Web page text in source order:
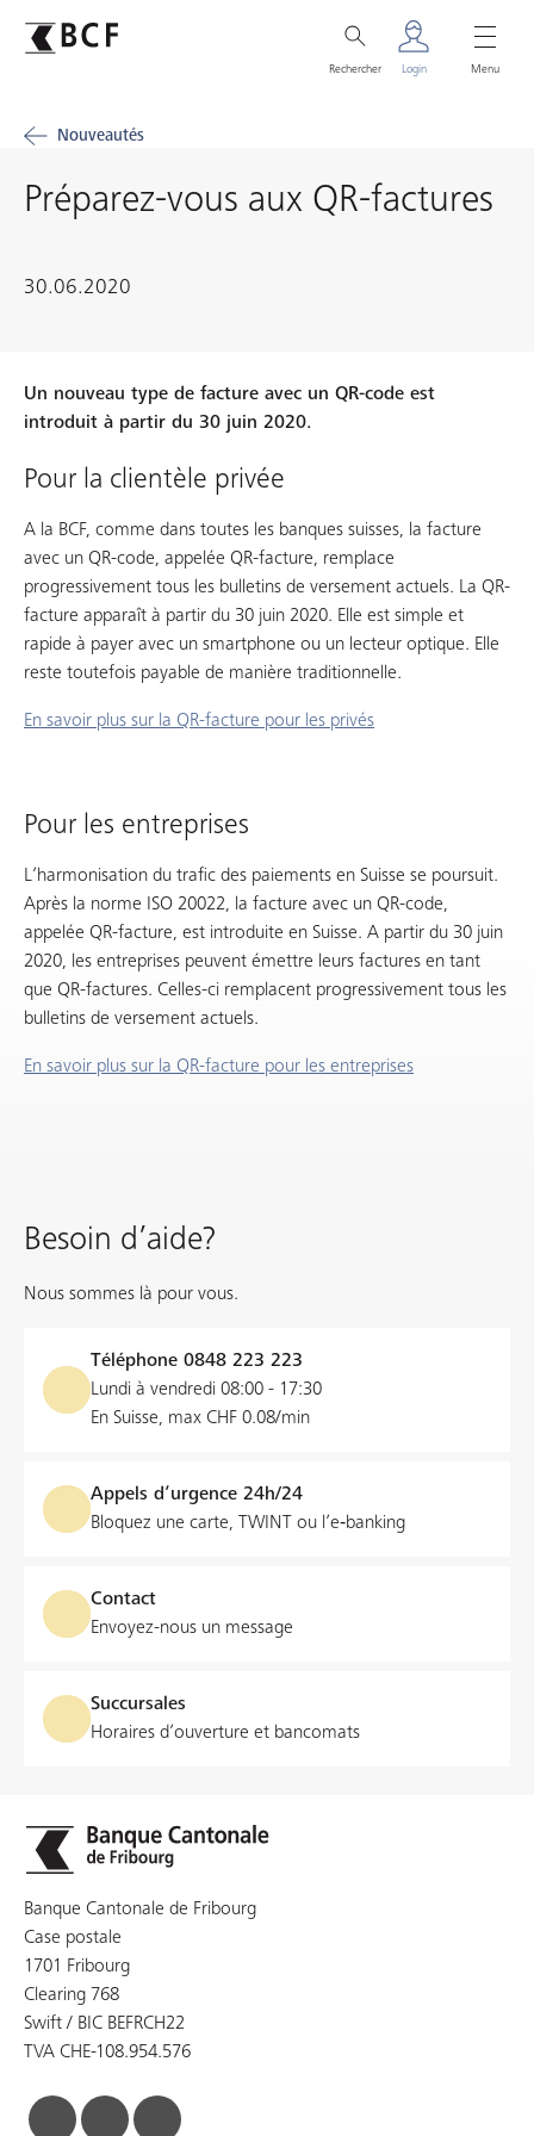
Rechercher Login Menu
Nouveautés
Préparez-vous aux QR-factures
30.06.2020
Un nouveau type de facture avec un QR-code est
introduit à partir du 30 juin 2020.
Pour la clientèle privée
A la BCF, comme dans toutes les banques suisses, la facture
avec un QR-code, appelée QR-facture, remplace
progressivement tous les bulletins de versement actuels. La QR-
facture apparaît à partir du 30 juin 2020. Elle est simple et
rapide à payer avec un smartphone ou un lecteur optique. Elle
reste toutefois payable de manière traditionnelle.
En savoir plus sur la QR-facture pour les privés
Pour les entreprises
L’harmonisation du trafic des paiements en Suisse se poursuit.
Après la norme ISO 20022, la facture avec un QR-code,
appelée QR-facture, est introduite en Suisse. A partir du 30 juin
2020, les entreprises peuvent émettre leurs factures en tant
que QR-factures. Celles-ci remplacent progressivement tous les
bulletins de versement actuels.
En savoir plus sur la QR-facture pour les entreprises
Besoin d’aide?
Nous sommes là pour vous.
Téléphone 0848 223 223
Lundi à vendredi 08:00 - 17:30
En Suisse, max CHF 0.08/min
Appels d’urgence 24h/24
Bloquez une carte, TWINT ou l’e‑banking
Contact
Envoyez-nous un message
Succursales
Horaires d’ouverture et bancomats
Banque Cantonale de Fribourg
Case postale
1701 Fribourg
Clearing 768
Swift / BIC BEFRCH22
TVA CHE-108.954.576